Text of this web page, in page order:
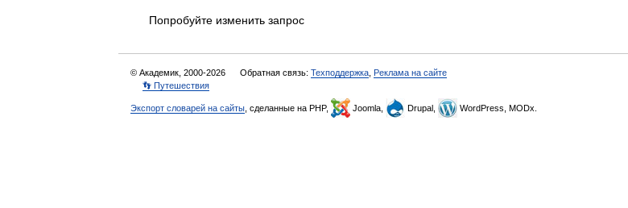
Попробуйте изменить запрос
© Академик, 2000-2026 Обратная связь: Техподдержка Реклама на сайте
👣 Путешествия
Экспорт словарей на сайты , сделанные на PHP, Joomla, Drupal, WordPress, MODx.